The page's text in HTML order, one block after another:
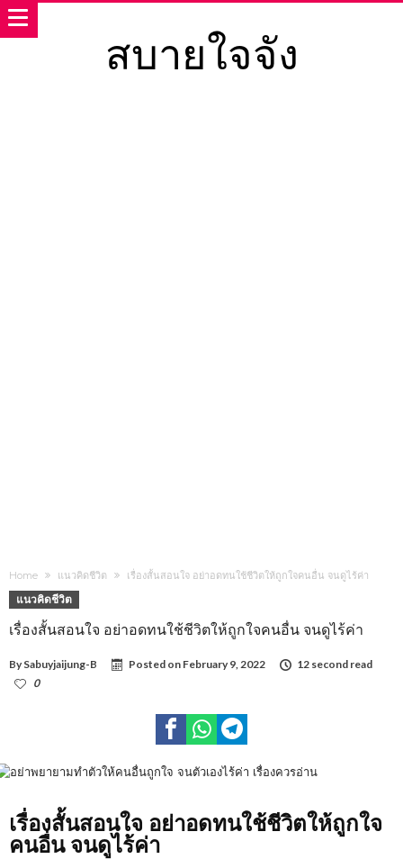
สบายใจจัง
Home แนวคิดชีวิต เรื่องสั้นสอนใจ อย่าอดทนใช้ชีวิตให้ถูกใจคนอื่น จนดูไร้ค่า
แนวคิดชีวิต
เรื่องสั้นสอนใจ อย่าอดทนใช้ชีวิตให้ถูกใจคนอื่น จนดูไร้ค่า
By Sabuyjaijung-B Posted on February 9, 2022
12 second read
0
เรื่องสั้นสอนใจ อย่าอดทนใช้ชีวิตให้ถูกใจ
คนอื่น จนดูไร้ค่า